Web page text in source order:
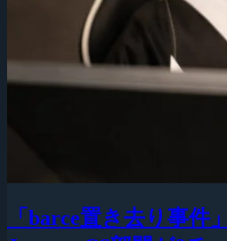
「barce置き去り事件